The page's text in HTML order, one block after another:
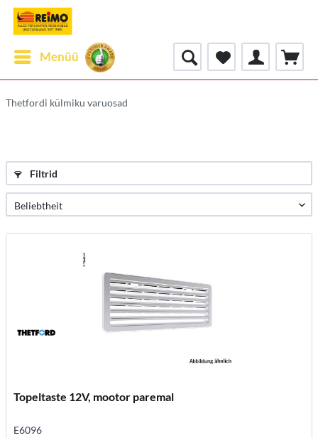
Menüü
Thetfordi külmiku varuosad
Filtrid
Topeltaste 12V, mootor paremal
E6096